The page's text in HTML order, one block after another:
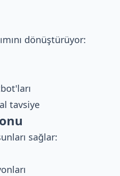
dönüştürüyor:
tavsiye
sağlar: